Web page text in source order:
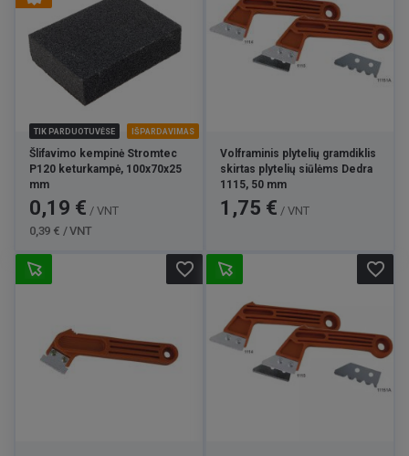
TIK PARDUOTUVĖSE IŠPARDAVIMAS
Šlifavimo kempinė Stromtec
P120 keturkampė, 100x70x25
mm
Kaina
0,19 € / VNT
0,39 € / VNT
Volframinis plytelių gramdiklis
skirtas plytelių siūlėms Dedra
1115, 50 mm
Kaina
1,75 € / VNT
favorite_border favorite_border